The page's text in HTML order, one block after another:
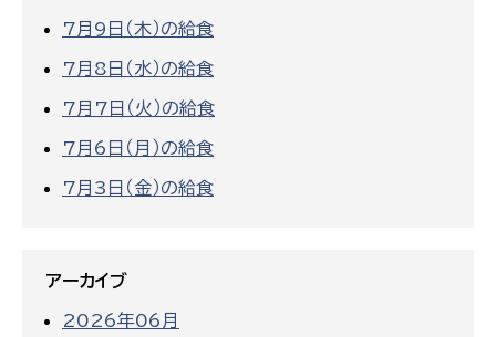
7月9日（木）の給食
7月8日（水）の給食
7月7日（火）の給食
7月6日（月）の給食
7月3日（金）の給食
アーカイブ
2026年06月